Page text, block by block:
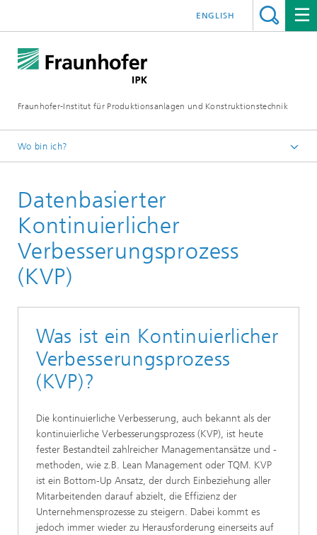
Fraunhofer-Institut für Produktionsanlagen und Konstruktionstechnik
ENGLISH
Wo bin ich?
Kompetenzen & Lösungen
Unternehmens- und Produktionsmanagement
Datenbasierter
Kontinuierlicher
Verbesserungsprozess
(KVP)
Was ist ein Kontinuierlicher
Verbesserungsprozess
(KVP)?
Die kontinuierliche Verbesserung, auch bekannt als der
kontinuierliche Verbesserungsprozess (KVP), ist heute
fester Bestandteil zahlreicher Managementansätze und -
methoden, wie z.B. Lean Management oder TQM. KVP
ist ein Bottom-Up Ansatz, der durch Einbeziehung aller
Mitarbeitenden darauf abzielt, die Effizienz der
Unternehmensprozesse zu steigern. Dabei kommt es
jedoch immer wieder zu Herausforderung einerseits auf